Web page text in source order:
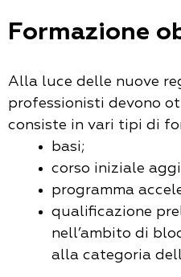
Formazione
Alla luce delle nuove
professionisti devono
consiste in vari tipi di
basi;
corso iniziale
programma
qualificazione
nell’ambito di
alla categoria